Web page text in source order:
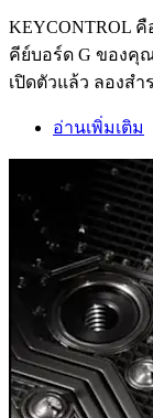
KEYCONTROL
คีย์บอร์ด G ของคุ
เปิดตัวแล้ว ลองส
อ่านเพิ่มเติม